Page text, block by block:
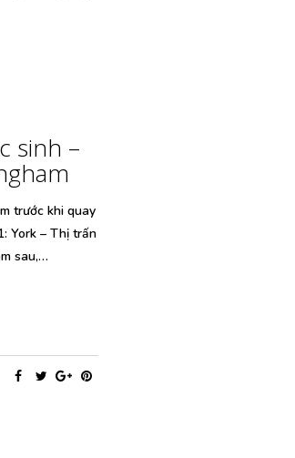
sinh –
trước khi quay
York – Thị trấn
sau,…